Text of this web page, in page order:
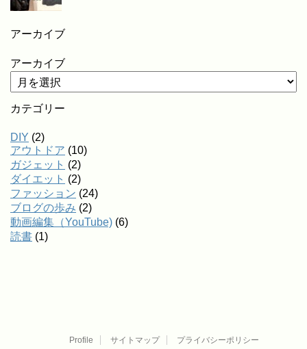
アーカイブ
アーカイブ
カテゴリー
DIY (2)
アウトドア (10)
ガジェット (2)
ダイエット (2)
ファッション (24)
ブログの歩み (2)
動画編集（YouTube) (6)
読書 (1)
Profile サイトマップ プライバシーポリシー